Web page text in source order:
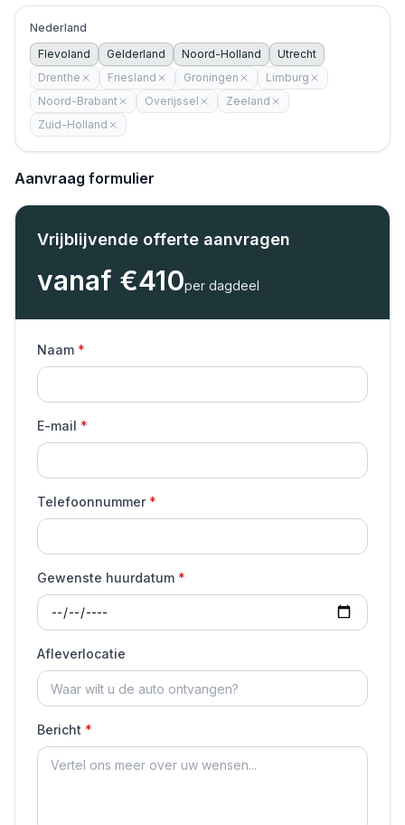
Nederland
Flevoland
Gelderland Noord-Holland
Utrecht
Drenthe
Friesland Groningen
Limburg
Noord-Brabant
Overijssel
Zeeland
Zuid-Holland
Aanvraag formulier
Vrijblijvende offerte aanvragen
vanaf €410per dagdeel
Naam
E-mail
Telefoonnummer
Gewenste huurdatum
Afleverlocatie
Bericht